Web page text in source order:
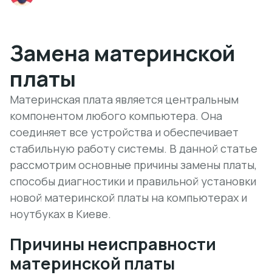
Замена материнской
платы
Материнская плата является центральным
компонентом любого компьютера. Она
соединяет все устройства и обеспечивает
стабильную работу системы. В данной статье
рассмотрим основные причины замены платы,
способы диагностики и правильной установки
новой материнской платы на компьютерах и
ноутбуках в Киеве.
Причины неисправности
материнской платы